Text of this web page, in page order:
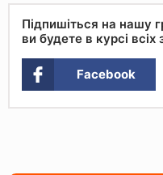
Підпишіться на нашу
ви будете в курсі всіх
Facebook